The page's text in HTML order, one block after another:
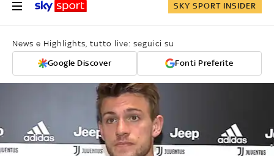
SKY SPORT INSIDER
News e Highlights, tutto live: seguici su
Google Discover Fonti Preferite